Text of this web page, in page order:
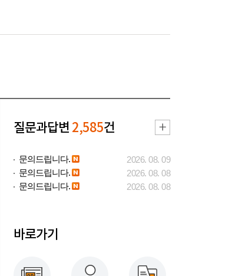
질문과답변 2,585건
문의드립니다.
2026. 08. 09
문의드립니다.
2026. 08. 08
문의드립니다.
2026. 08. 08
바로가기